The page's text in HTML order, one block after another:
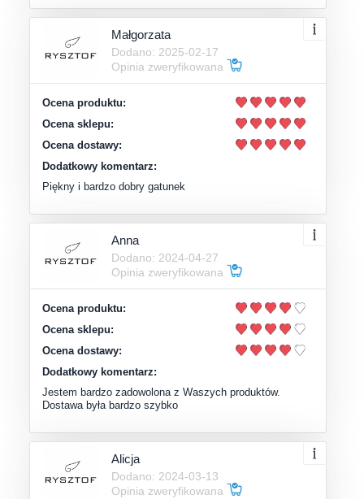
Małgorzata
Dodano: 2025-02-17
Opinia zweryfikowana
Ocena produktu:
Ocena sklepu:
Ocena dostawy:
Dodatkowy komentarz:
Piękny i bardzo dobry gatunek
Anna
Dodano: 2024-04-27
Opinia zweryfikowana
Ocena produktu:
Ocena sklepu:
Ocena dostawy:
Dodatkowy komentarz:
Jestem bardzo zadowolona z Waszych produktów.
Dostawa była bardzo szybko
Alicja
Dodano: 2024-03-13
Opinia zweryfikowana